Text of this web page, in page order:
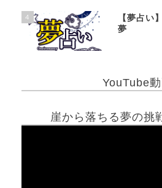
4
【夢占い
夢
YouTube
崖から落ちる夢の挑